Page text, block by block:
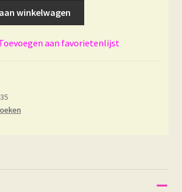
winkelwagen
aan favorietenlijst